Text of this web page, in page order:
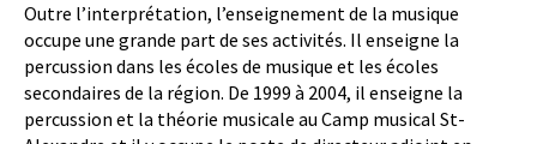
Outre l’interprétation, l’enseignement de la musique
occupe une grande part de ses activités. Il enseigne la
percussion dans les écoles de musique et les écoles
secondaires de la région. De 1999 à 2004, il enseigne la
percussion et la théorie musicale au Camp musical St-